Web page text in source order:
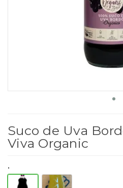
Suco de Uva
Viva Organic
.